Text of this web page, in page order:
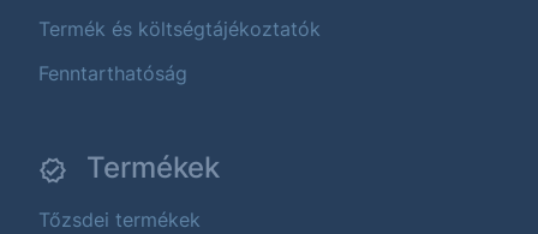
Termék és költségtájékoztatók
Fenntarthatóság
Termékek
Tőzsdei termékek